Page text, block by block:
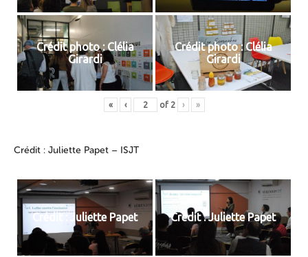
Crédit photo : Clélia
Girardi
Crédit photo : Clélia
Girardi
« ‹ of 2 › »
Crédit : Juliette Papet – ISJT
Crédit : Juliette Papet Crédit : Juliette Papet